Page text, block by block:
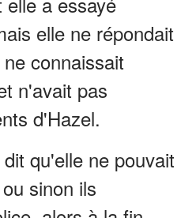
elle ne répondait
connaissait
n'avait pas
d'Hazel.
qu'elle ne pouvait
sinon ils